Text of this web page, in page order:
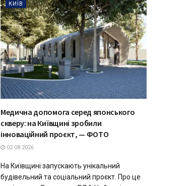
КИЇВ
Медична допомога серед японського
скверу: на Київщині зробили
інноваційний проєкт, — ФОТО
02.08.2026
На Київщині запускають унікальний
будівельний та соціальний проєкт. Про це